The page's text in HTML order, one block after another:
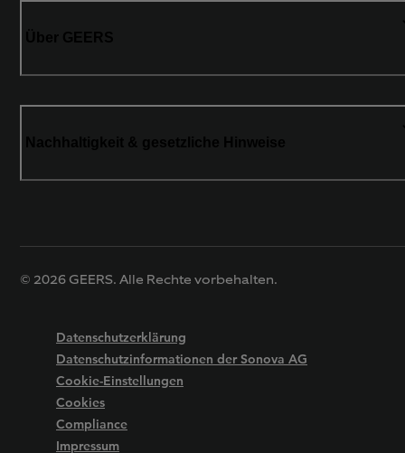
© 2026 GEERS. Alle Rechte vorbehalten.
Datenschutzerklärung
Datenschutzinformationen der Sonova AG
Cookie-Einstellungen
Cookies
Compliance
Impressum